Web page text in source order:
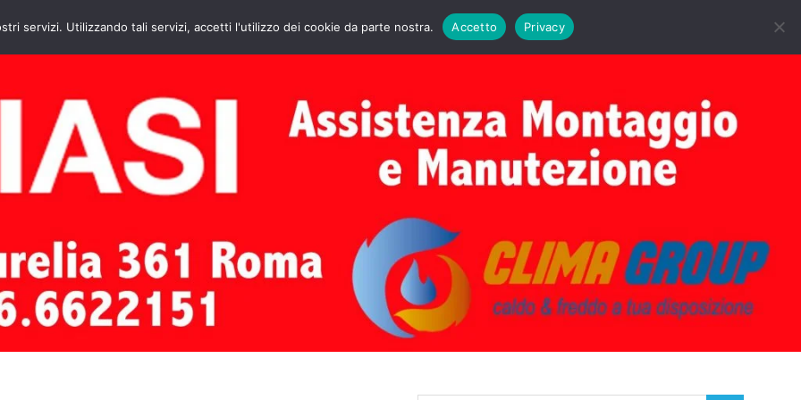
HOME CONTATTI ASSISTENZA CALDAIE BIASI PRIMA ACCENSIONE CALDAIE BIASI
servizi. Utilizzando tali servizi, accetti l'utilizzo dei cookie da parte nostra. Accetto Privacy